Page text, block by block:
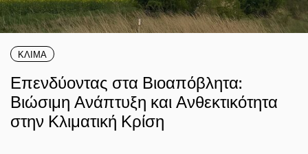
ΚΛΙΜΑ
Επενδύοντας στα Βιοαπόβλητα:
Βιώσιμη Ανάπτυξη και Ανθεκτικότητα
στην Κλιματική Κρίση